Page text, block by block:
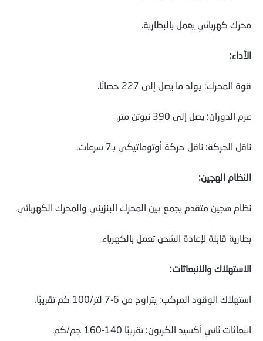
محرك كهربائي يعمل بالبطارية.
الأداء:
قوة المحرك: يولد ما يصل إلى 227 حصانًا.
عزم الدوران: يصل إلى 390 نيوتن متر.
ناقل الحركة: ناقل حركة أوتوماتيكي بـ7 سرعات.
النظام الهجين:
نظام هجين متقدم يجمع بين المحرك البنزيني والمحرك الكهربائي.
بطارية قابلة لإعادة الشحن تعمل بالكهرباء.
الاستهلاك والانبعاثات:
استهلاك الوقود المركب: يتراوح من 6-7 لتر/100 كم تقريبًا.
انبعاثات ثاني أكسيد الكربون: تقريبًا 140-160 جم/كم.